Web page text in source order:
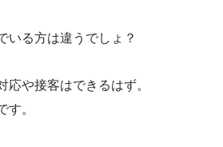
いる方は違うでしょ？
や接客はできるはず。
。